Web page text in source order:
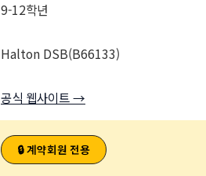
9-12학년
Halton DSB(B66133)
공식 웹사이트 →
🔒 계약회원 전용